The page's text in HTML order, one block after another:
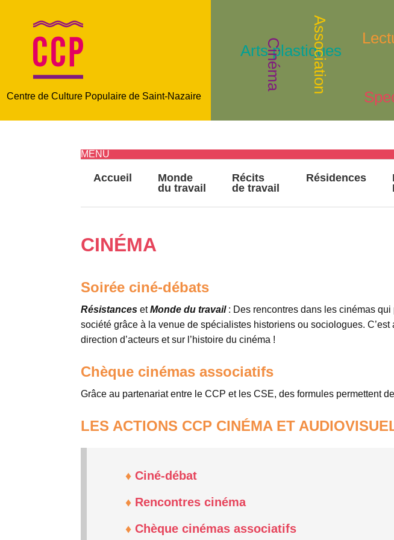
Centre de Culture Populaire de Saint-Nazaire
Arts plastiques
Cinéma Association
MENU
Accueil
Monde
du travail
Récits
de travail
Résidences
CINÉMA
Soirée ciné-débats
RésistancesetMonde du travail: Des rencontres dans les cinémas qui
société grâce à la venue de spécialistes historiens ou sociologues.
direction d’acteurs et sur l’histoire du cinéma !
Chèque cinémas associatifs
Grâce au partenariat entre le CCP et les CSE, des formules permettent
LES ACTIONS CCP CINÉMA ET
♦ Ciné-débat
♦ Rencontres cinéma
♦ Chèque cinémas associatifs